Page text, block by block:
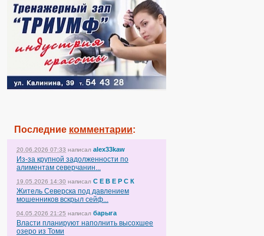
Последние комментарии:
20.06.2026 07:33 написал alex33kaw
Из-за крупной задолженности по
алиментам северчанин...
19.05.2026 14:30 написал С Е В Е Р С К
Житель Северска под давлением
мошенников вскрыл сейф...
04.05.2026 21:25 написал барыга
Власти планируют наполнить высохшее
озеро из Томи